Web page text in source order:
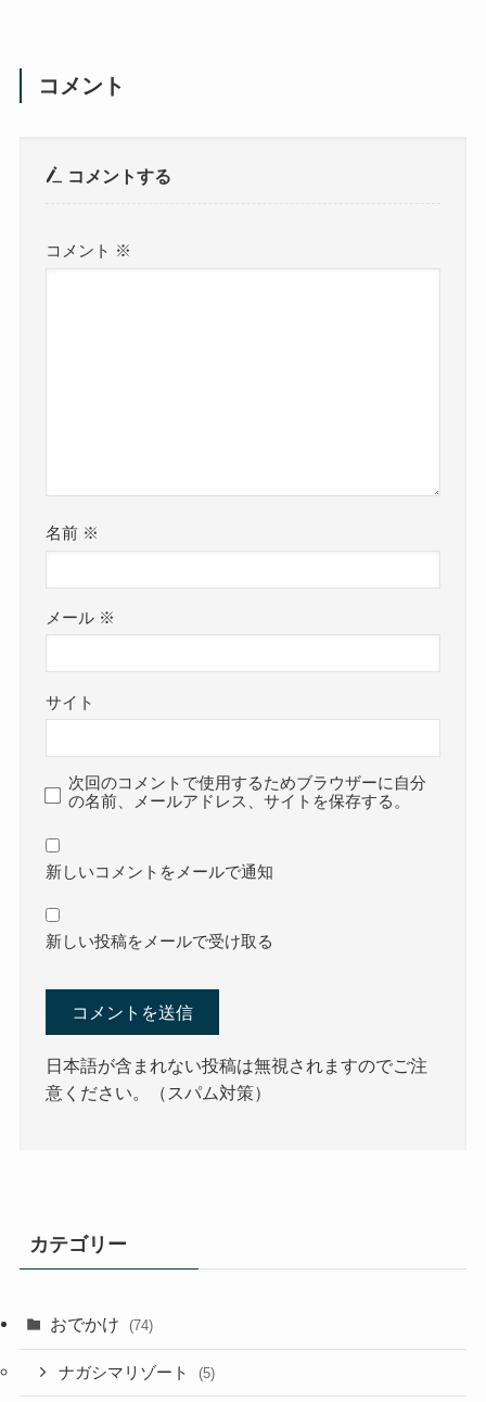
コメント
コメントする
コメント ※
名前 ※
メール ※
サイト
次回のコメントで使用するためブラウザーに自分
の名前、メールアドレス、サイトを保存する。
新しいコメントをメールで通知
新しい投稿をメールで受け取る
日本語が含まれない投稿は無視されますのでご注
意ください。（スパム対策）
カテゴリー
おでかけ (74)
ナガシマリゾート (5)